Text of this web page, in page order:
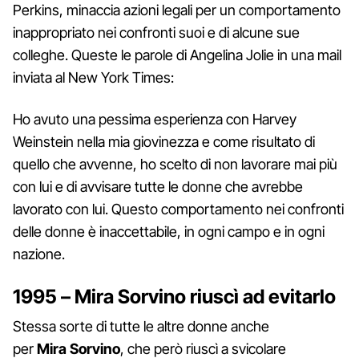
Perkins, minaccia azioni legali per un comportamento
inappropriato nei confronti suoi e di alcune sue
colleghe. Queste le parole di Angelina Jolie in una mail
inviata al New York Times:
Ho avuto una pessima esperienza con Harvey
Weinstein nella mia giovinezza e come risultato di
quello che avvenne, ho scelto di non lavorare mai più
con lui e di avvisare tutte le donne che avrebbe
lavorato con lui. Questo comportamento nei confronti
delle donne è inaccettabile, in ogni campo e in ogni
nazione.
1995 – Mira Sorvino riuscì ad evitarlo
Stessa sorte di tutte le altre donne anche
perMiraSorvino, che però riuscì a svicolare